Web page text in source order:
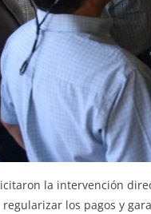
la intervención
los pagos y